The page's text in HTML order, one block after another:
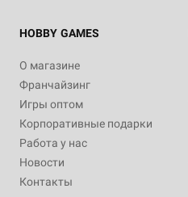
HOBBY GAMES
О магазине
Франчайзинг
Игры оптом
Корпоративные подарки
Работа у нас
Новости
Контакты